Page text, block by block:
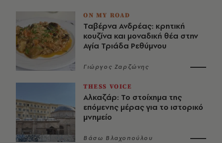
ON MY ROAD
Ταβέρνα Ανδρέας: κρητική
κουζίνα και μοναδική θέα στην
Αγία Τριάδα Ρεθύμνου
Γιώργος Ζαρζώνης
THESS VOICE
Αλκαζάρ: Το στοίχημα της
επόμενης μέρας για το ιστορικό
μνημείο
Βάσω Βλαχοπούλου